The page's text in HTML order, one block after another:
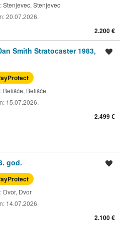
Stenjevec, Stenjevec
20.07.2026.
2.200 €
Smith Stratocaster 1983,
Belišće, Belišće
15.07.2026.
2.499 €
god.
Dvor, Dvor
14.07.2026.
2.100 €